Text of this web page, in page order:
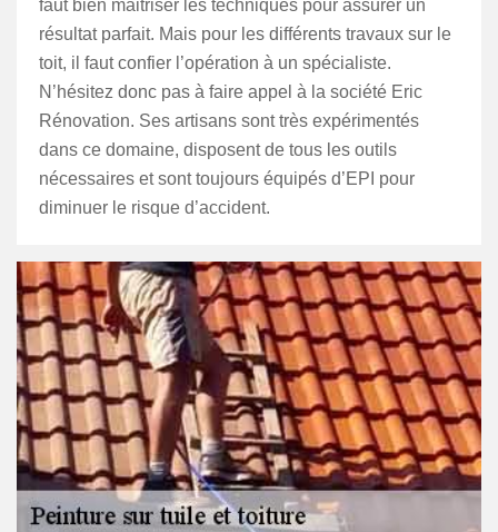
faut bien maitriser les techniques pour assurer un
résultat parfait. Mais pour les différents travaux sur le
toit, il faut confier l’opération à un spécialiste.
N’hésitez donc pas à faire appel à la société Eric
Rénovation. Ses artisans sont très expérimentés
dans ce domaine, disposent de tous les outils
nécessaires et sont toujours équipés d’EPI pour
diminuer le risque d’accident.